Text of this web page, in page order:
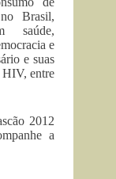
Brasil,
saúde,
e
e suas
HIV, entre
2012
a